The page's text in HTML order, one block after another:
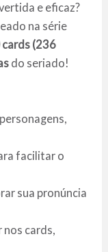
e eficaz?
na série
(236
do seriado!
facilitar o
sua pronúncia
cards,